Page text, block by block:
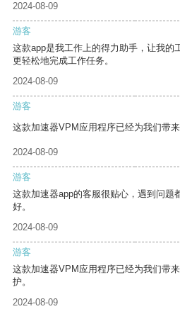
2024-08-09
游客
这款app是我工作上的得力助手，让我的
更轻松地完成工作任务。
2024-08-09
游客
这款加速器VPM应用程序已经为我们带
2024-08-09
游客
这款加速器app的客服很贴心，遇到问题
好。
2024-08-09
游客
这款加速器VPM应用程序已经为我们带
护。
2024-08-09